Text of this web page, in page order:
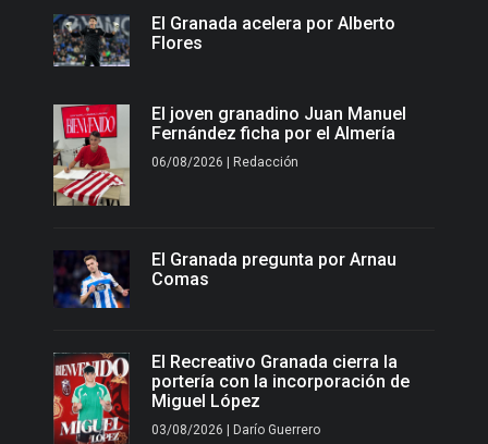
El Granada acelera por Alberto
Flores
El joven granadino Juan Manuel
Fernández ficha por el Almería
06/08/2026 | Redacción
El Granada pregunta por Arnau
Comas
El Recreativo Granada cierra la
portería con la incorporación de
Miguel López
03/08/2026 | Darío Guerrero